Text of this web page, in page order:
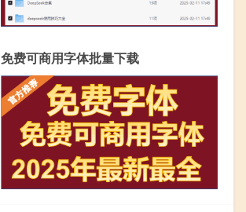
免费可商用字体批量下载